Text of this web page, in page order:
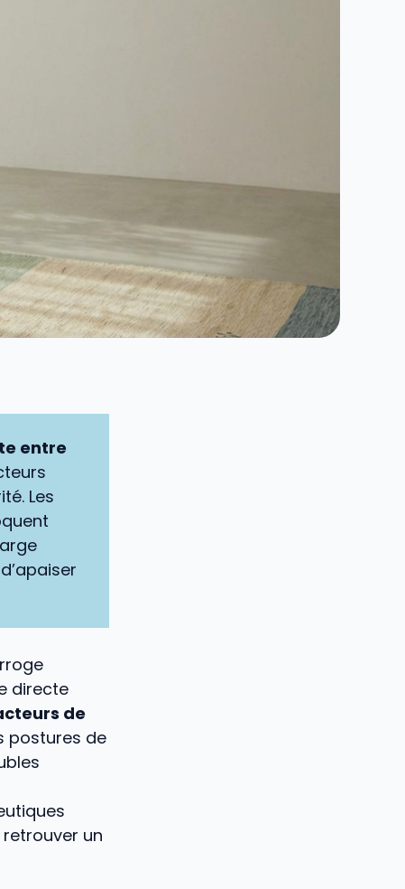
entre
Les
directe
de
postures de
un